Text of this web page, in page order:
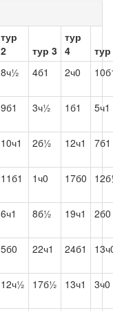
тур
2
тур 3
тур
4
8ч½ 4б1 2ч0
9б1 3ч½ 1б1 5ч1
10ч1 2б½ 12ч1 7б1
11б1 1ч0 17б0
6ч1 8б½ 19ч1 2б0
5б0 22ч1 24б1
12ч½ 17б½ 13ч1 3ч0